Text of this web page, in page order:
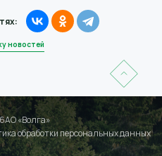
новостей
«Волга»
обработки персональных данных